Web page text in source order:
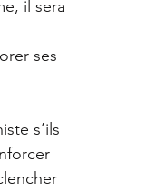
il sera
ses
s’ils